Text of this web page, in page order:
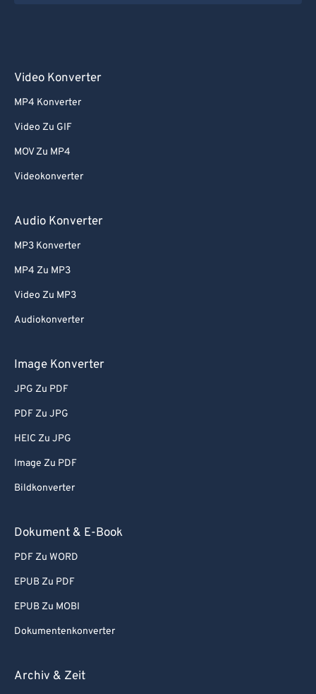
Video Konverter
MP4 Konverter
Video Zu GIF
MOV Zu MP4
Videokonverter
Audio Konverter
MP3 Konverter
MP4 Zu MP3
Video Zu MP3
Audiokonverter
Image Konverter
JPG Zu PDF
PDF Zu JPG
HEIC Zu JPG
Image Zu PDF
Bildkonverter
Dokument & E-Book
PDF Zu WORD
EPUB Zu PDF
EPUB Zu MOBI
Dokumentenkonverter
Archiv & Zeit